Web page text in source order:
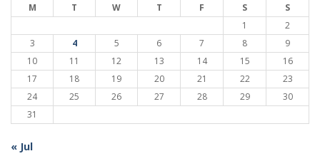
M T W T F S
S
1
2
3
4 5 6 7 8
9
10
11 12 13 14 15
16
17
18 19 20 21 22
23
24
25 26 27 28 29
30
31
« Jul